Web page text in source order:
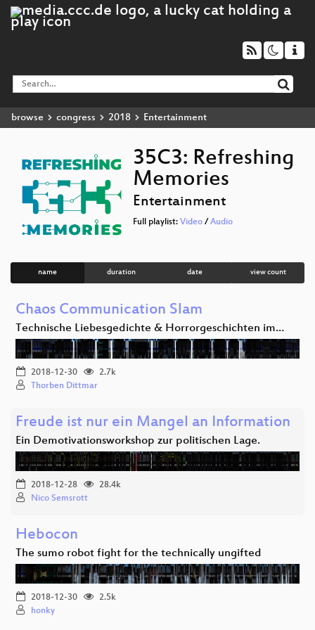
browse congress 2018 Entertainment
35C3: Refreshing
Memories
Entertainment
Full playlist: Video / Audio
name duration date view count
Chaos Communication Slam
Technische Liebesgedichte & Horrorgeschichten im…
2018-12-30
2.7k
Thorben Dittmar
Freude ist nur ein Mangel an Information
Ein Demotivationsworkshop zur politischen Lage.
2018-12-28
28.4k
Nico Semsrott
Hebocon
The sumo robot fight for the technically ungifted
2018-12-30
2.5k
honky